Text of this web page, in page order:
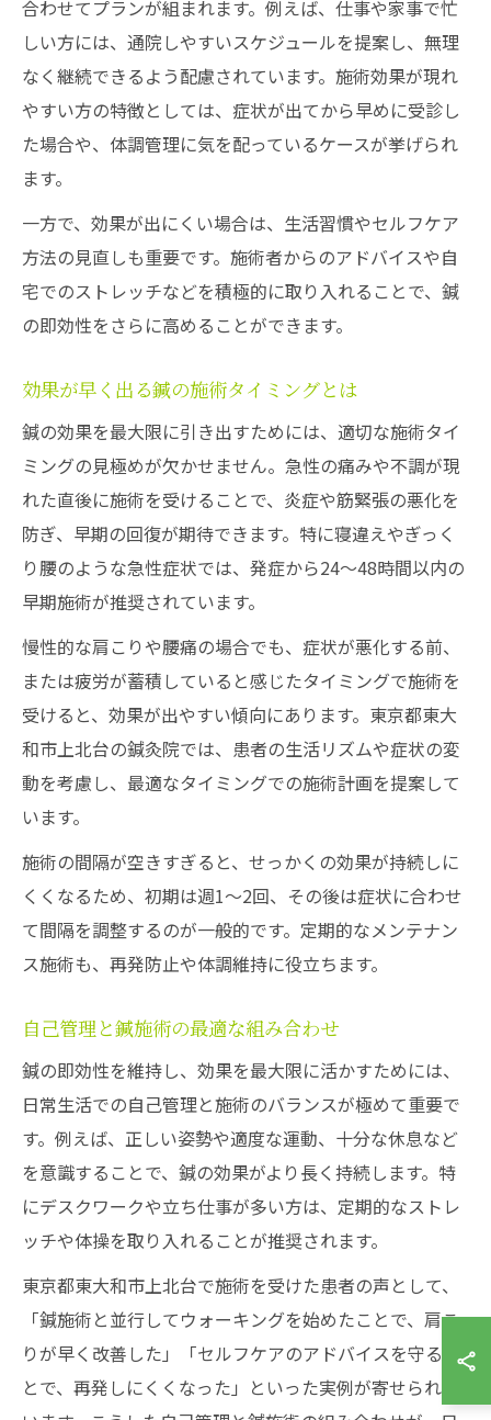
合わせてプランが組まれます。例えば、仕事や家事で忙
しい方には、通院しやすいスケジュールを提案し、無理
なく継続できるよう配慮されています。施術効果が現れ
やすい方の特徴としては、症状が出てから早めに受診し
た場合や、体調管理に気を配っているケースが挙げられ
ます。
一方で、効果が出にくい場合は、生活習慣やセルフケア
方法の見直しも重要です。施術者からのアドバイスや自
宅でのストレッチなどを積極的に取り入れることで、鍼
の即効性をさらに高めることができます。
効果が早く出る鍼の施術タイミングとは
鍼の効果を最大限に引き出すためには、適切な施術タイ
ミングの見極めが欠かせません。急性の痛みや不調が現
れた直後に施術を受けることで、炎症や筋緊張の悪化を
防ぎ、早期の回復が期待できます。特に寝違えやぎっく
り腰のような急性症状では、発症から24〜48時間以内の
早期施術が推奨されています。
慢性的な肩こりや腰痛の場合でも、症状が悪化する前、
または疲労が蓄積していると感じたタイミングで施術を
受けると、効果が出やすい傾向にあります。東京都東大
和市上北台の鍼灸院では、患者の生活リズムや症状の変
動を考慮し、最適なタイミングでの施術計画を提案して
います。
施術の間隔が空きすぎると、せっかくの効果が持続しに
くくなるため、初期は週1〜2回、その後は症状に合わせ
て間隔を調整するのが一般的です。定期的なメンテナン
ス施術も、再発防止や体調維持に役立ちます。
自己管理と鍼施術の最適な組み合わせ
鍼の即効性を維持し、効果を最大限に活かすためには、
日常生活での自己管理と施術のバランスが極めて重要で
す。例えば、正しい姿勢や適度な運動、十分な休息など
を意識することで、鍼の効果がより長く持続します。特
にデスクワークや立ち仕事が多い方は、定期的なストレ
ッチや体操を取り入れることが推奨されます。
東京都東大和市上北台で施術を受けた患者の声として、
「鍼施術と並行してウォーキングを始めたことで、肩こ
りが早く改善した」「セルフケアのアドバイスを守るこ
とで、再発しにくくなった」といった実例が寄せられて